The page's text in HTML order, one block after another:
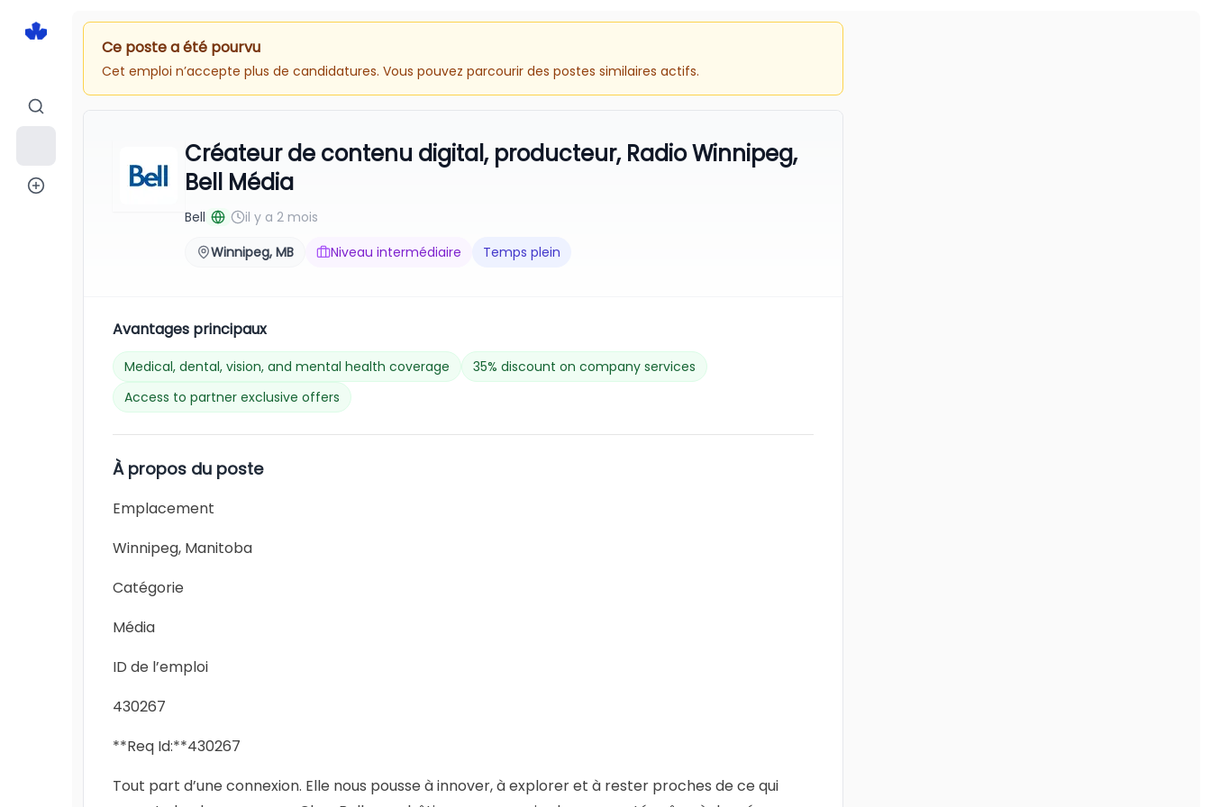
Ce poste a été pourvu
Cet emploi n’accepte plus de candidatures. Vous pouvez parcourir des postes similaires actifs.
Créateur de contenu digital, producteur, Radio Winnipeg,
Bell Média
Bell
il y a 2 mois
Winnipeg, MB
Niveau intermédiaire Temps plein
Avantages principaux
Medical, dental, vision, and mental health coverage
35% discount on company services
Access to partner exclusive offers
À propos du poste
Emplacement
Winnipeg, Manitoba
Catégorie
Média
ID de l’emploi
430267
**Req Id:**430267
Tout part d’une connexion. Elle nous pousse à innover, à explorer et à rester proches de ce qui